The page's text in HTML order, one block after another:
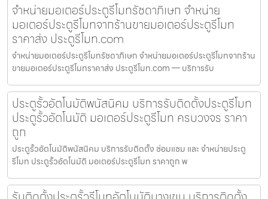
จำหน่ายมอเตอร์ประตูรีโมทรัชดาภิเษก จำหน่าย
มอเตอร์ประตูรีโมทจากร้านขายมอเตอร์ประตูรีโมท
ราคาส่ง ประตูรีโมท.com
จำหน่ายมอเตอร์ประตูรีโมทรัชดาภิเษก จำหน่ายมอเตอร์ประตูรีโมทจากร้าน
ขายมอเตอร์ประตูรีโมทราคาส่ง ประตูรีโมท.com — บริการรับ
ประตูรั้วอัตโนมัติพนัสนิคม บริการรับติดตั้งประตูรีโมท
ประตูรั้วอัตโนมัติ มอเตอร์ประตูรีโมท ครบวงจร ราคา
ถูก
ประตูรั้วอัตโนมัติพนัสนิคม บริการรับติดตั้ง ซ่อมแซม และ จำหน่ายประตู
รีโมท ประตูรั้วอัตโนมัติ มอเตอร์ประตูรีโมท ราคาถูก พ